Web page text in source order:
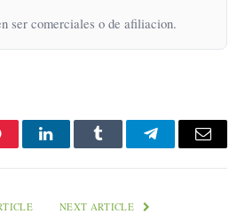
ser comerciales o de afiliacion.
LinkedInTumblr TelegramEmail
NEXT ARTICLE